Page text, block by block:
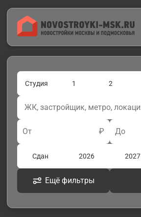
Студия 1 2
От ₽ До
Сдан 2026 2027
Ещё фильтры